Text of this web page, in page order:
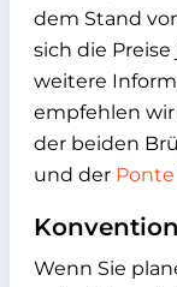
dem Stand
sich die
weitere
empfehlen
der beiden
und der Ponte
Wenn Sie